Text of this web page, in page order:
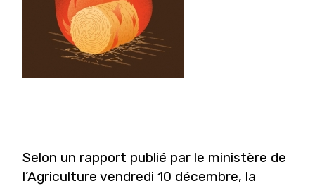
Selon un rapport publié par le ministère de
l’Agriculture vendredi 10 décembre, la